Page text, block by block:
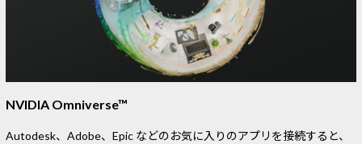
NVIDIA Omniverse™
Autodesk、Adobe、Epic などのお気に入りのアプリを接続すると、